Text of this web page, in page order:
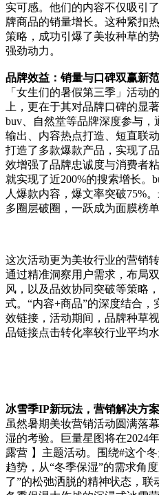
实可感。他们的内容不仅吸引
牌商品的销量增长。这种紧扣
策略，成功引爆了美妆种草的
强劲动力。
品牌效益：销量与口碑双赢新
「女生们的暑假第三季」活动
上，更在于其对品牌口碑的显
buv、自然堂等品牌深度参与
输出、内容热点打造、短直联
打造了多款爆款产品，实现了
效增强了品牌忠诚度与消费者
就实现了近200%的搜索增长。
人爆款内容，爆文率突破75%
多圈层破圈，一跃成为面膜榜单
这次活动更为美妆行业的营销
通过精准洞察用户需求，布局
风，以及品效协同突破等策略
式。“内容+商品”的深度结合，
效链接，活动期间，品牌种草
品链接点击转化率较行业平均水
冰雪季IP新玩法，营销解决方
虽然暑期美妆营销活动圆满落
湿的考验。巨量星图将在2024
露营 】主题活动。围绕#这个
趋势，从“冬季保湿”的需求角
了”的松弛洒脱的精神状态，